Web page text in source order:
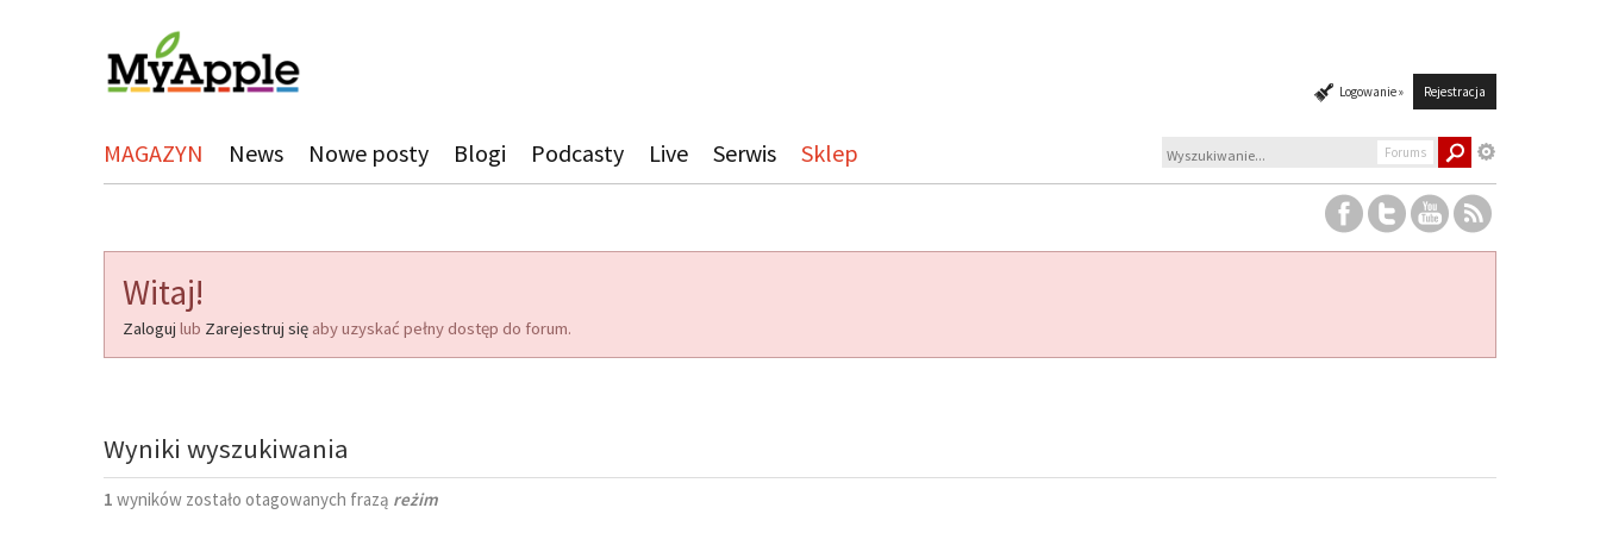
Logowanie » Rejestracja
MAGAZYN News Nowe posty Blogi Podcasty Live Serwis Sklep Forums
Witaj!
Zaloguj lub Zarejestruj się aby uzyskać pełny dostęp do forum.
Wyniki wyszukiwania
1 wyników zostało otagowanych frazą reżim